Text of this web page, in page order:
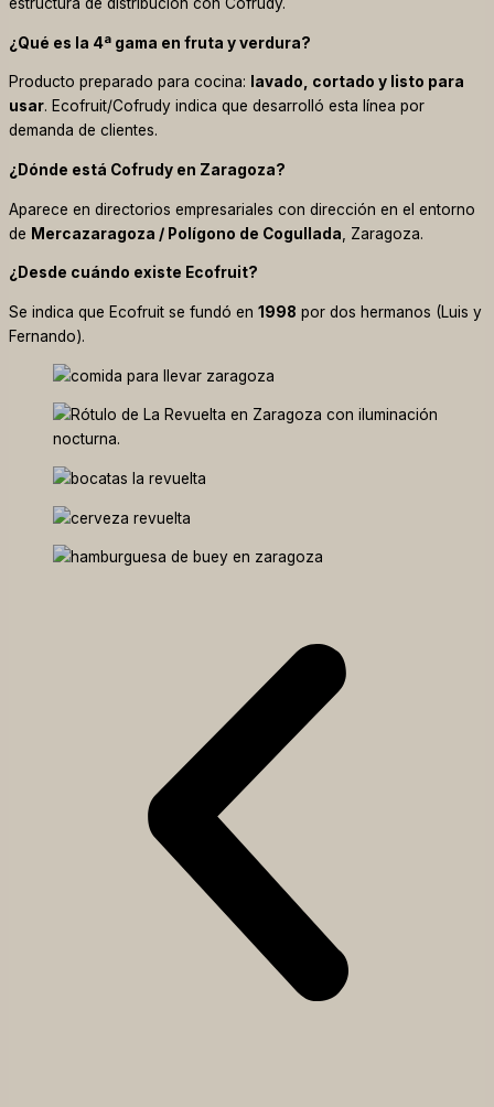
¿Qué es la 4ª gama en fruta y verdura?
Producto preparado para cocina:
lavado, cortado y listo para
usar. Ecofruit/Cofrudy indica que desarrolló esta línea por
demanda de clientes.
¿Dónde está Cofrudy en Zaragoza?
Aparece en directorios empresariales con dirección en el entorno
de Mercazaragoza / Polígono de Cogullada , Zaragoza.
¿Desde cuándo existe Ecofruit?
Se indica que Ecofruit se fundó en 1998 por dos hermanos (Luis y
Fernando).